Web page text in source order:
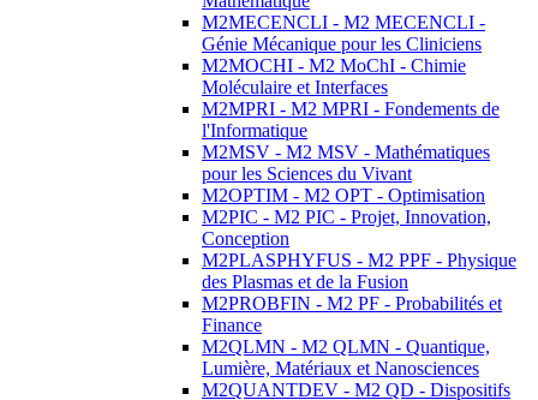
M2MECENCLI - M2 MECENCLI -
Génie Mécanique pour les Cliniciens
M2MOCHI - M2 MoChI - Chimie
Moléculaire et Interfaces
M2MPRI - M2 MPRI - Fondements de
l'Informatique
M2MSV - M2 MSV - Mathématiques
pour les Sciences du Vivant
M2OPTIM - M2 OPT - Optimisation
M2PIC - M2 PIC - Projet, Innovation,
Conception
M2PLASPHYFUS - M2 PPF - Physique
des Plasmas et de la Fusion
M2PROBFIN - M2 PF - Probabilités et
Finance
M2QLMN - M2 QLMN - Quantique,
Lumière, Matériaux et Nanosciences
M2QUANTDEV - M2 QD - Dispositifs